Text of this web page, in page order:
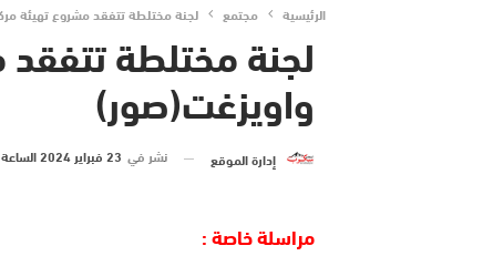
الرئيسية مجتمع لجنة مختلطة تتفقد مشروع تهيئة
لجنة مختلطة
واويزغت(صور)
إدارة الموقع نشر في 23 فبراير 2024 الساعة 22 و 37 دقيقة
مراسلة خاصة :